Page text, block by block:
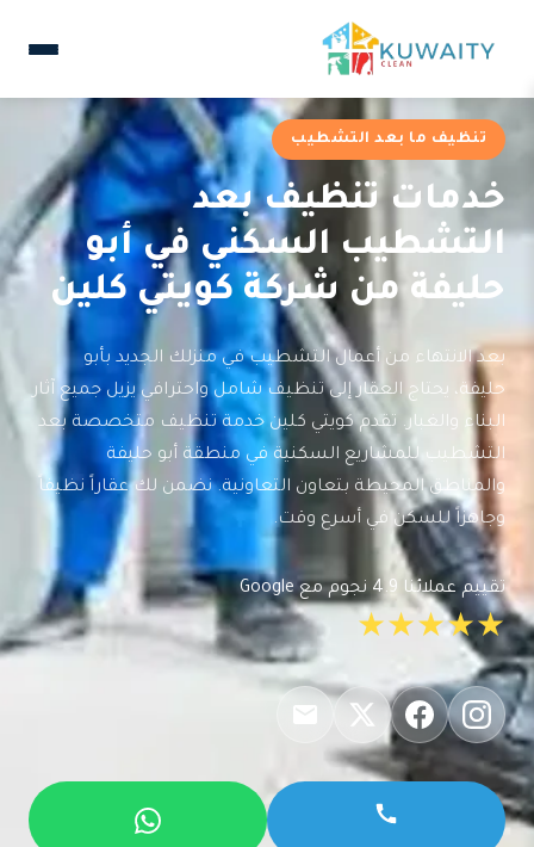
تنظيف ما بعد التشطيب
خدمات تنظيف بعد
التشطيب السكني في أبو
حليفة من شركة كويتي كلين
بعد الانتهاء من أعمال التشطيب في منزلك الجديد بأبو
حليفة، يحتاج العقار إلى تنظيف شامل واحترافي يزيل جميع آثار
البناء والغبار. تقدم كويتي كلين خدمة تنظيف متخصصة بعد
التشطيب للمشاريع السكنية في منطقة أبو حليفة
والمناطق المحيطة بتعاون التعاونية. نضمن لك عقاراً نظيفاً
وجاهزاً للسكن في أسرع وقت.
تقييم عملائنا 4.9 نجوم مع Google
★★★★★